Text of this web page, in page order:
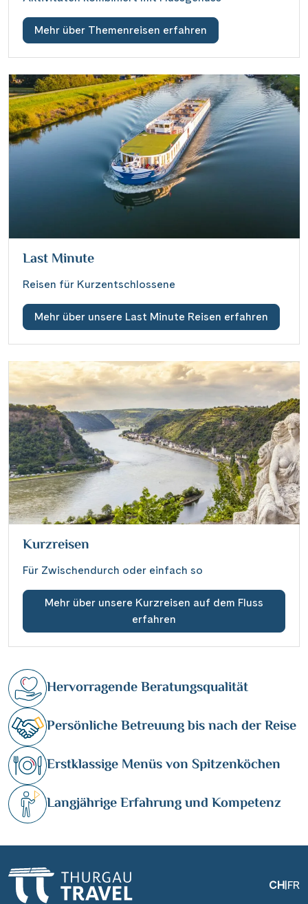
Mehr über Themenreisen erfahren
Last Minute
Reisen für Kurzentschlossene
Mehr über unsere Last Minute Reisen erfahren
Kurzreisen
Für Zwischendurch oder einfach so
Mehr über unsere Kurzreisen auf dem Fluss
erfahren
Hervorragende Beratungsqualität
Persönliche Betreuung bis nach der Reise
Erstklassige Menüs von Spitzenköchen
Langjährige Erfahrung und Kompetenz
CH FR